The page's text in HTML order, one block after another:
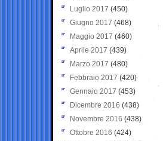
Luglio 2017 (450)
Giugno 2017 (468)
Maggio 2017 (460)
Aprile 2017 (439)
Marzo 2017 (480)
Febbraio 2017 (420)
Gennaio 2017 (453)
Dicembre 2016 (438)
Novembre 2016 (438)
Ottobre 2016 (424)